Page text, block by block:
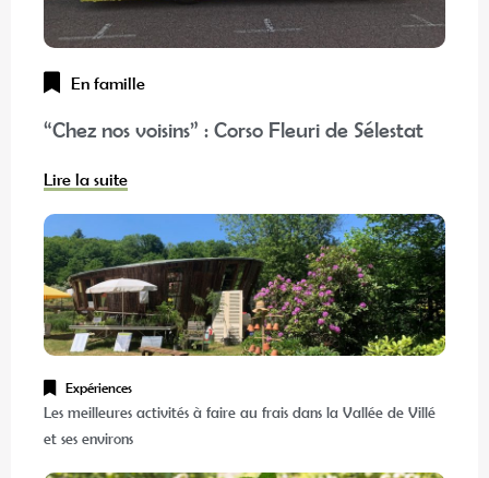
En famille
“Chez nos voisins” : Corso Fleuri de Sélestat
Lire la suite
Expériences
Les meilleures activités à faire au frais dans la Vallée de Villé
et ses environs